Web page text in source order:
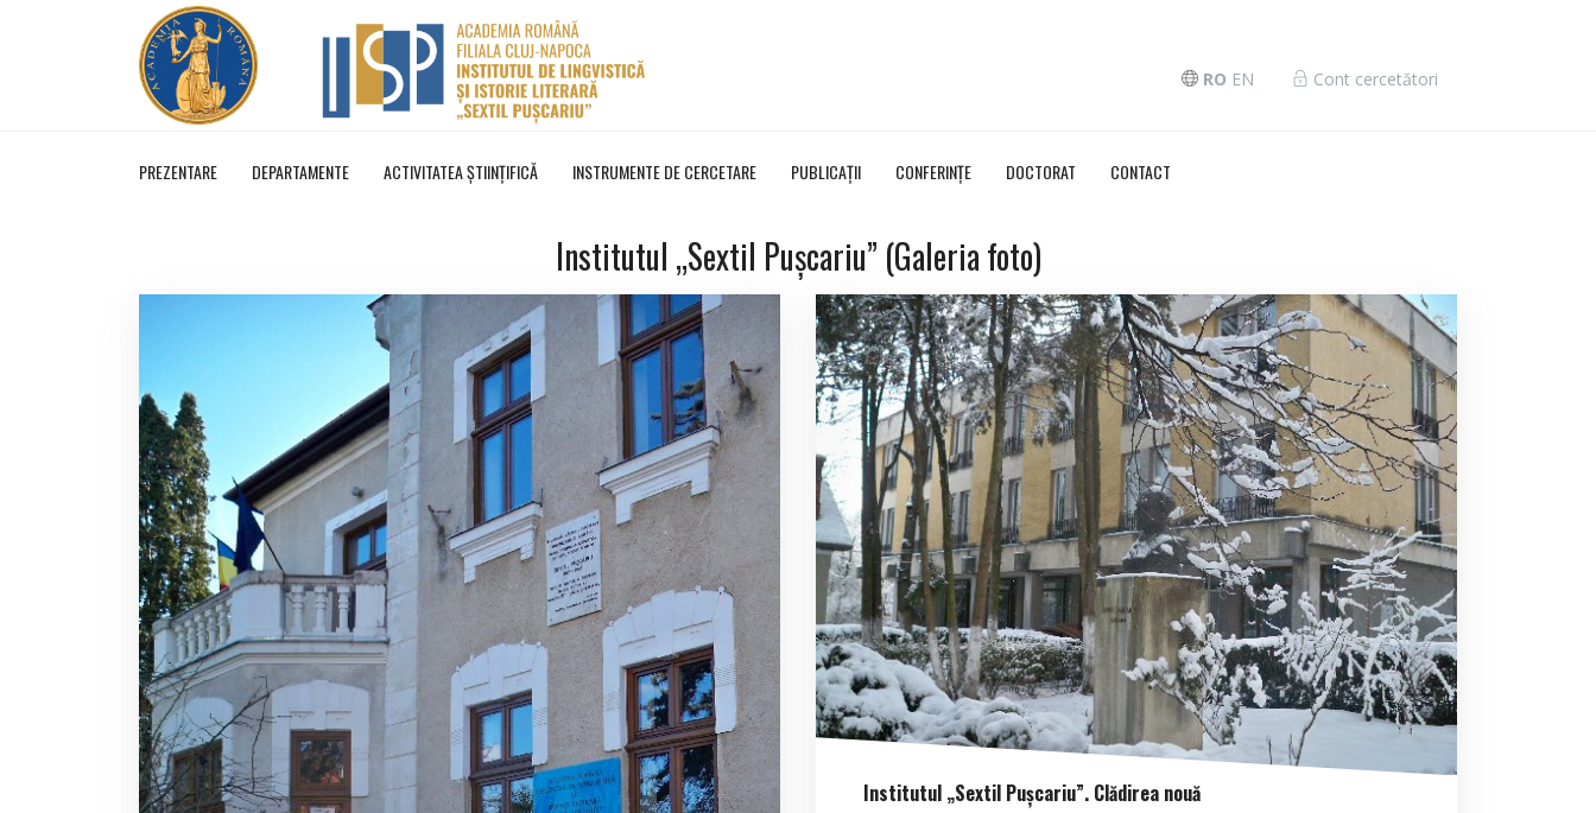
RO EN Cont cercetători
PREZENTARE DEPARTAMENTE ACTIVITATEA ŞTIINŢIFICĂ INSTRUMENTE DE CERCETARE PUBLICAȚII CONFERINȚE DOCTORAT CONTACT
Institutul „Sextil Pușcariu” (Galeria foto)
Institutul „Sextil Pușcariu”. Clădirea nouă